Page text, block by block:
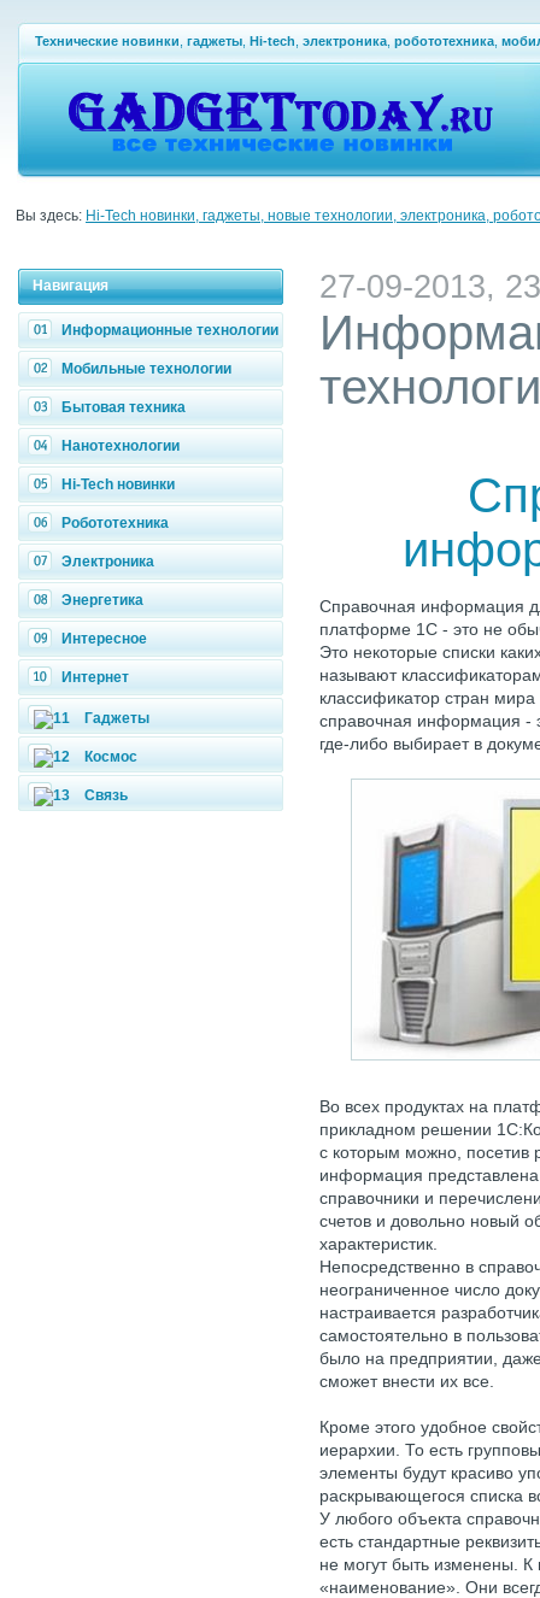
Технические новинки гаджеты Hi-tech электроника робототехника
Вы здесь: Hi-Tech новинки, гаджеты, новые технологии, электроника,
Навигация
Информационные технологии
Мобильные технологии
Бытовая техника
Нанотехнологии
Hi-Tech новинки
Робототехника
Электроника
Энергетика
Интересное
Интернет
Гаджеты
Космос
Связь
27-09-2013,
Справочная информация
платформе 1С - это не
Это некоторые списки
называют
классификатор стран
справочная информация -
где-либо выбирает в
Во всех продуктах на
прикладном решении
с которым можно, посетив
информация
справочники и
счетов и довольно новый
характеристик.
Непосредственно в
неограниченное число
настраивается
самостоятельно в
было на предприятии,
сможет внести их все.
Кроме этого удобное
иерархии. То есть
элементы будут красиво
раскрывающегося списка
У любого объекта
есть стандартные
не могут быть изменены.
«наименование». Они